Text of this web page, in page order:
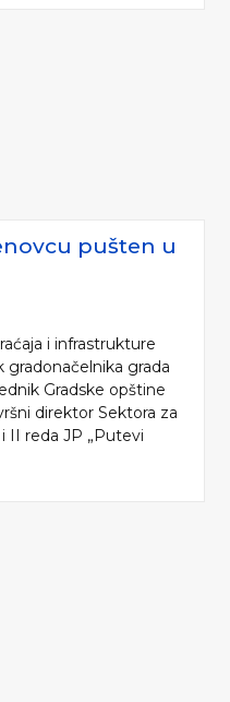
pušten u
i infrastrukture
grada
Gradske opštine
direktor Sektora za
II reda JP „Putevi
All rights reserved.
kralja Aleksandra 282
fax 17, 11050 Beograd 22